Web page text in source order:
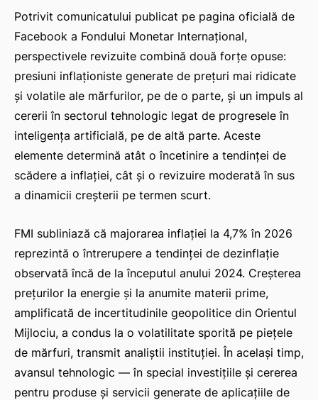
Potrivit comunicatului publicat pe pagina oficială de
Facebook a Fondului Monetar Internațional,
perspectivele revizuite combină două forțe opuse:
presiuni inflaționiste generate de prețuri mai ridicate
și volatile ale mărfurilor, pe de o parte, și un impuls al
cererii în sectorul tehnologic legat de progresele în
inteligența artificială, pe de altă parte. Aceste
elemente determină atât o încetinire a tendinței de
scădere a inflației, cât și o revizuire moderată în sus
a dinamicii creșterii pe termen scurt.
FMI subliniază că majorarea inflației la 4,7% în 2026
reprezintă o întrerupere a tendinței de dezinflație
observată încă de la începutul anului 2024. Creșterea
prețurilor la energie și la anumite materii prime,
amplificată de incertitudinile geopolitice din Orientul
Mijlociu, a condus la o volatilitate sporită pe piețele
de mărfuri, transmit analiștii instituției. În același timp,
avansul tehnologic — în special investițiile și cererea
pentru produse și servicii generate de aplicațiile de